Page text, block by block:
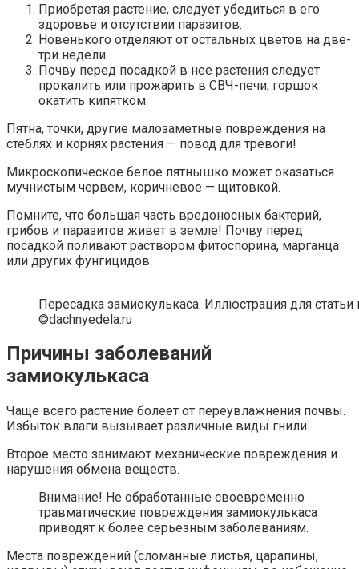
Приобретая растение, следует убедиться в его
здоровье и отсутствии паразитов.
Новенького отделяют от остальных цветов на две-
три недели.
Почву перед посадкой в нее растения следует
прокалить или прожарить в СВЧ-печи, горшок
окатить кипятком.
Пятна, точки, другие малозаметные повреждения на
стеблях и корнях растения — повод для тревоги!
Микроскопическое белое пятнышко может оказаться
мучнистым червем, коричневое — щитовкой.
Помните, что большая часть вредоносных бактерий,
грибов и паразитов живет в земле! Почву перед
посадкой поливают раствором фитоспорина, марганца
или других фунгицидов.
Пересадка замиокулькаса. Иллюстрация для статьи
©dachnyedela.ru
Причины заболеваний
замиокулькаса
Чаще всего растение болеет от переувлажнения почвы.
Избыток влаги вызывает различные виды гнили.
Второе место занимают механические повреждения и
нарушения обмена веществ.
Внимание! Не обработанные своевременно
травматические повреждения замиокулькаса
приводят к более серьезным заболеваниям.
Места повреждений (сломанные листья, царапины,